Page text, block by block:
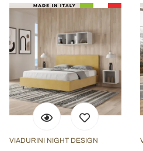
VIADURINI NIGHT DESIGN